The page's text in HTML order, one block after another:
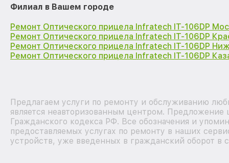
Филиал в Вашем городе
Ремонт Оптического прицела Infratech IT-106DP
Ремонт Оптического прицела Infratech IT-106DP
Ремонт Оптического прицела Infratech IT-106DP
Ремонт Оптического прицела Infratech IT-106DP
Предлагаем услуги по ремонту и обслуживанию
является неавторизованным центром.
Гражданского кодекса РФ. Все обозначения и
предоставляемых услугах по ремонту в наших
устройств, уже введенных в гражданский оборот в